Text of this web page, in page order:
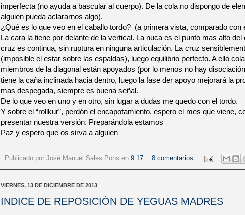
imperfecta (no ayuda a bascular al cuerpo). De la cola no dispongo de
alguien pueda aclararnos algo).
¿Qué es lo que veo en el caballo tordo? (a primera vista, comparado con
La cara la tiene por delante de la vertical. La nuca es el punto mas alto
cruz es continua, sin ruptura en ninguna articulación. La cruz
(imposible el estar sobre las espaldas), luego equilibrio perfecto. A ello
miembros de la diagonal están apoyados (por lo menos no hay
tiene la caña inclinada hacia dentro, luego la fase der apoyo mejorará la
mas despegada, siempre es buena señal.
De lo que veo en uno y en otro, sin lugar a dudas me quedo con el tordo.
Y sobre el “rollkur”, perdón el encapotamiento, espero el mes que viene,
presentar nuestra versión. Preparándola estamos
Paz y espero que os sirva a alguien
Publicado por José Manuel Sales Pons en 9:17 8 comentarios
VIERNES, 13 DE DICIEMBRE DE 2013
INDICE DE REPOSICIÓN DE YEGUAS MADRES